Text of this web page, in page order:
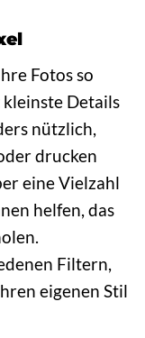
Fotos so
Details
nützlich,
drucken
eine Vielzahl
helfen, das
Filtern,
eigenen Stil